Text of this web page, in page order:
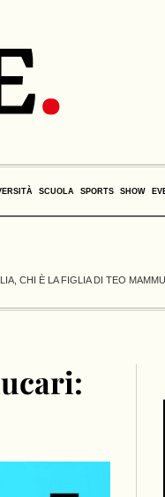
SCUOLA SPORTS SHOW
CHI È LA FIGLIA DI TEO